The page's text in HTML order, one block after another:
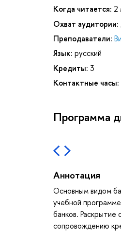
Когда читается: 2
Охват аудитории:
Преподаватели:
Язык: русский
Кредиты: 3
Контактные часы:
Программа
Аннотация
Основным видом
учебной
банков. Раскрытие
сопровождению